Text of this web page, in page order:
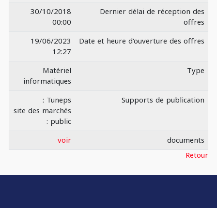
Dernier délai de réception des
offres
30/10/2018
00:00
Date et heure d'ouverture des offres
19/06/2023
12:27
Type
Matériel
informatiques
Supports de publication
Tuneps :
site des marchés
public :
documents
voir
Retour